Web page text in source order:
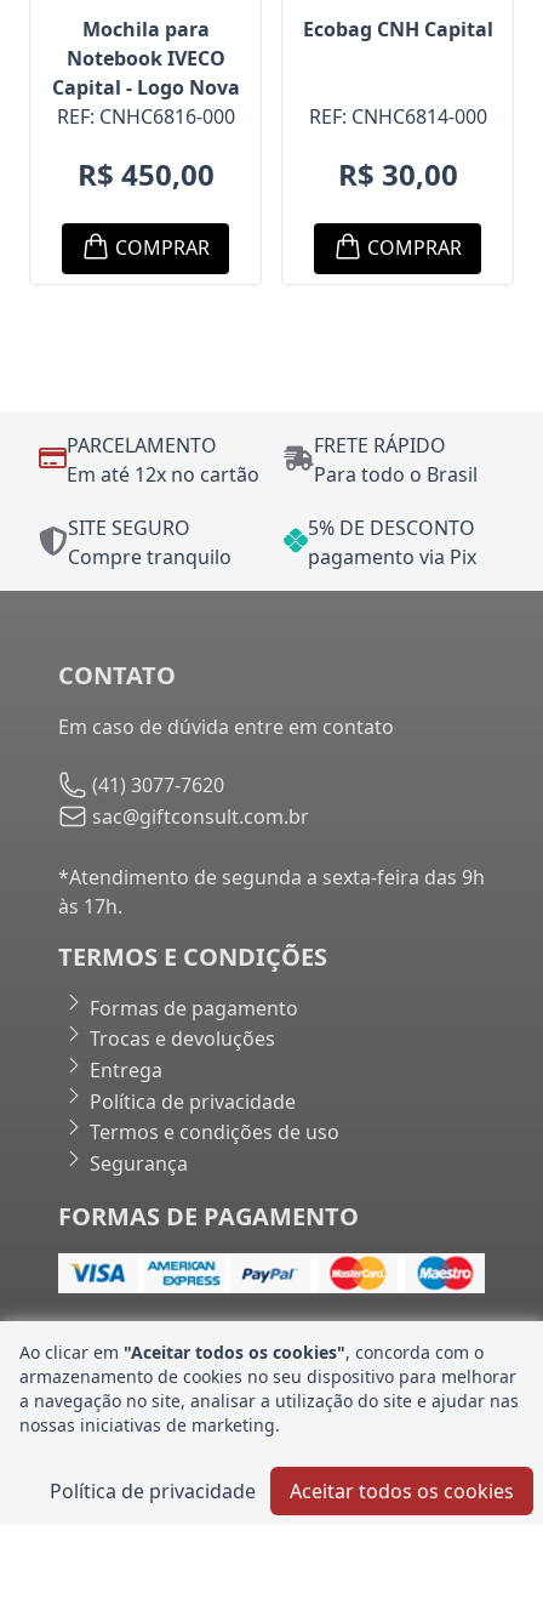
Mochila para
Notebook IVECO
Capital - Logo Nova
REF: CNHC6816-000
R$ 450,00
COMPRAR
Ecobag CNH Capital
REF: CNHC6814-000
R$ 30,00
COMPRAR
PARCELAMENTO
Em até 12x no cartão
FRETE RÁPIDO
Para todo o Brasil
SITE SEGURO
Compre tranquilo
5% DE DESCONTO
pagamento via Pix
CONTATO
Em caso de dúvida entre em contato
(41) 3077-7620
sac@giftconsult.com.br
*Atendimento de segunda a sexta-feira das 9h
às 17h.
TERMOS E CONDIÇÕES
Formas de pagamento
Trocas e devoluções
Entrega
Política de privacidade
Termos e condições de uso
Segurança
FORMAS DE PAGAMENTO
Banco CNH Industrial Store | Powered by Gift Consult•
Ao clicar em "Aceitar todos os cookies", concorda com o
armazenamento de cookies no seu dispositivo para melhorar
a navegação no site, analisar a utilização do site e ajudar nas
nossas iniciativas de marketing.
Política de privacidade Aceitar todos os cookies